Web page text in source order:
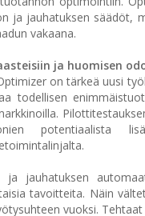
ja jauhatuksen säädöt,
vakaana.
ja huomisen
on tärkeä uusi
todellisen
potentiaalista
ja jauhatuksen
tavoitteita. Näin
vuoksi.